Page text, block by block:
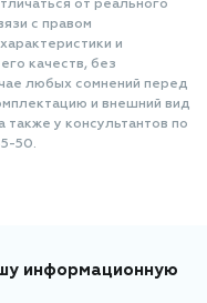
от реального
с правом
и
качеств, без
любых сомнений перед
и внешний вид
у консультантов по
50.
информационную